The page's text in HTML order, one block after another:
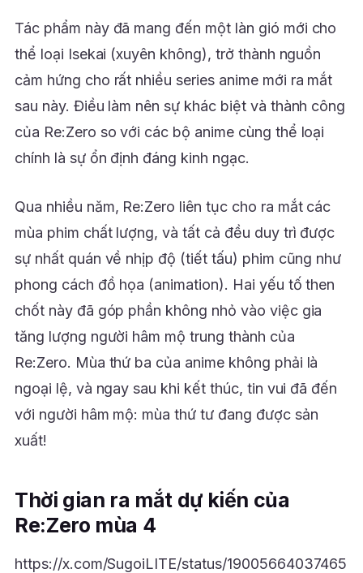
Tác phẩm này đã mang đến một làn gió mới cho
thể loại Isekai (xuyên không), trở thành nguồn
cảm hứng cho rất nhiều series anime mới ra mắt
sau này. Điều làm nên sự khác biệt và thành công
của Re:Zero so với các bộ anime cùng thể loại
chính là sự ổn định đáng kinh ngạc.
Qua nhiều năm, Re:Zero liên tục cho ra mắt các
mùa phim chất lượng, và tất cả đều duy trì được
sự nhất quán về nhịp độ (tiết tấu) phim cũng như
phong cách đồ họa (animation). Hai yếu tố then
chốt này đã góp phần không nhỏ vào việc gia
tăng lượng người hâm mộ trung thành của
Re:Zero. Mùa thứ ba của anime không phải là
ngoại lệ, và ngay sau khi kết thúc, tin vui đã đến
với người hâm mộ: mùa thứ tư đang được sản
xuất!
Thời gian ra mắt dự kiến của
Re:Zero mùa 4
https://x.com/SugoiLITE/status/19005664037465